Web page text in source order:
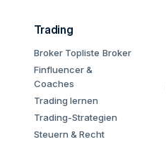
Trading
Broker Topliste Broker
Finfluencer &
Coaches
Trading lernen
Trading-Strategien
Steuern & Recht